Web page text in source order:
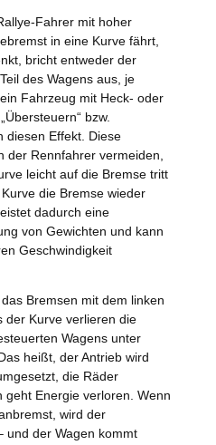
Fahrer mit hoher
in eine Kurve fährt,
bricht entweder der
des Wagens aus, je
Fahrzeug mit Heck- oder
bzw.
diesen Effekt. Diese
der Rennfahrer vermeiden,
leicht auf die Bremse tritt
die Bremse wieder
dadurch eine
von Gewichten und kann
Geschwindigkeit
Bremsen mit dem linken
der Kurve verlieren die
Wagens unter
heißt, der Antrieb wird
die Räder
Energie verloren. Wenn
wird der
und der Wagen kommt